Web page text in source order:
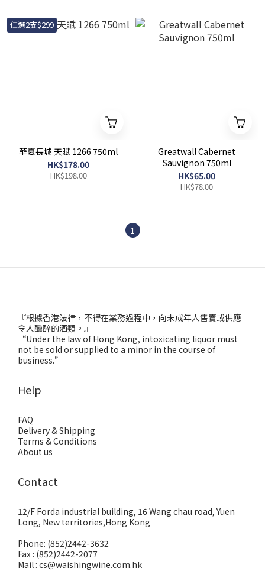
任選2支$299
華夏長城 天賦 1266 750ml
HK$178.00
HK$198.00
Greatwall Cabernet
Sauvignon 750ml
HK$65.00
HK$78.00
1
『根據香港法律，不得在業務過程中，向未成年人售賣或供應
令人醺醉的酒類。』
“Under the law of Hong Kong, intoxicating liquor must
not be sold or supplied to a minor in the course of
business.”
Help
FAQ
Delivery & Shipping
Terms & Conditions
About us
Contact
12/F Forda industrial building, 16 Wang chau road, Yuen
Long, New territories,Hong Kong
Phone: (852)2442-3632
Fax : (852)2442-2077
Mail : cs@waishingwine.com.hk